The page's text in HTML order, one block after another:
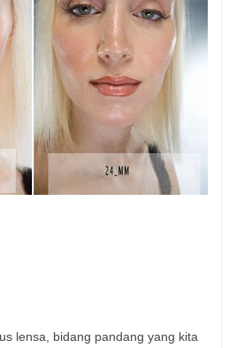
lensa, bidang pandang yang kita